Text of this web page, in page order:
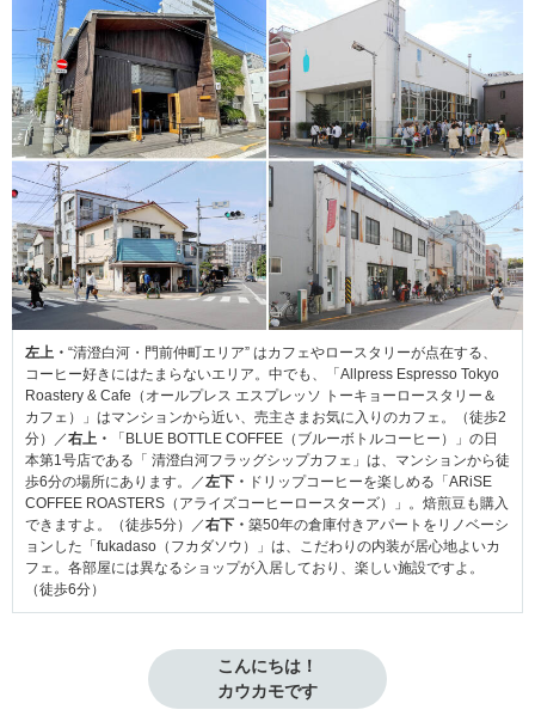
左上・ “清澄白河・門前仲町エリア” はカフェやロースタリーが点在する、
コーヒー好きにはたまらないエリア。中でも、「Allpress Espresso Tokyo
Roastery & Cafe（オールプレス エスプレッソ トーキョーロースタリー＆
カフェ）」はマンションから近い、売主さまお気に入りのカフェ。（徒歩2
分）／右上・
「BLUE BOTTLE COFFEE（ブルーボトルコーヒー）」の日
本第1号店である「 清澄白河フラッグシップカフェ」は、マンションから徒
歩6分の場所にあります。／左下・ ドリップコーヒーを楽しめる「ARiSE
COFFEE ROASTERS（アライズコーヒーロースターズ）」。焙煎豆も購入
できますよ。（徒歩5分）／右下・ 築50年の倉庫付きアパートをリノベーシ
ョンした「fukadaso（フカダソウ）」は、こだわりの内装が居心地よいカ
フェ。各部屋には異なるショップが入居しており、楽しい施設ですよ。
（徒歩6分）
こんにちは！
カウカモです